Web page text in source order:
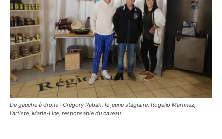
De gauche à droite : Grégory Rabah, le jeune stagiaire, Rogelio Martinez,
l'artiste, Marie-Line, responsable du caveau.